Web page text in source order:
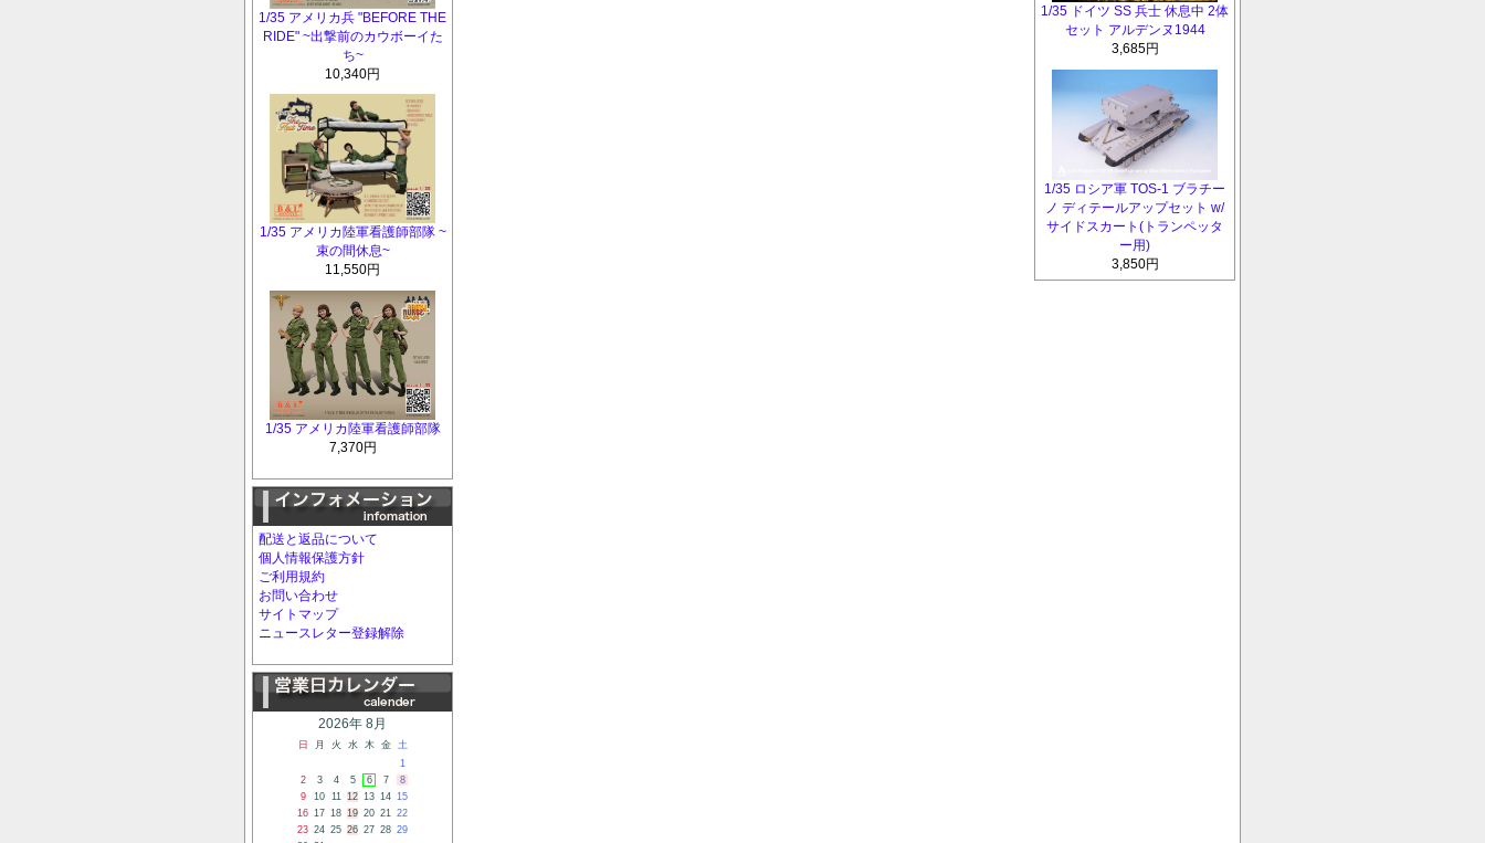
1/35 アメリカ兵 "BEFORE THE
RIDE" ~出撃前のカウボーイた
ち~
10,340円
1/35 アメリカ陸軍看護師部隊 ~
束の間休息~
11,550円
1/35 アメリカ陸軍看護師部隊
7,370円
配送と返品について
個人情報保護方針
ご利用規約
お問い合わせ
サイトマップ
ニュースレター登録解除
2026年 8月
日 月 火 水 木 金
土
1
2
3 4 5 6 7
8
9
10 11 12 13 14 15
16 17 18 19 20 21 22
23 24 25 26 27 28 29
1/35 ドイツ SS 兵士 休息中 2体
セット アルデンヌ1944
3,685円
1/35 ロシア軍 TOS-1 ブラチー
ノ ディテールアップセット w/
サイドスカート(トランペッタ
ー用)
3,850円